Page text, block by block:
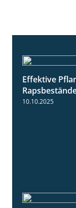
Effektive
10.10.2025